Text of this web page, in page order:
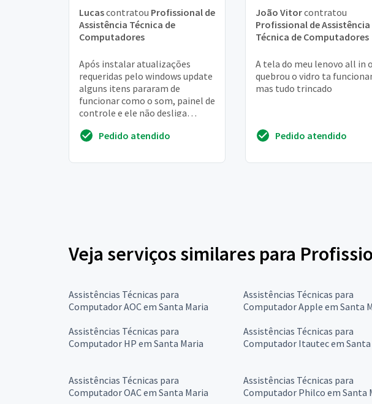
Lucascontratou Profissional de
Assistência Técnica de
Computadores
Após instalar atualizações
requeridas pelo windows update
alguns itens pararam de
funcionar como o som, painel de
controle e ele não desliga
desligar, ele apena...
Pedido atendido
João Vitorcontratou
Profissional de Assistência
Técnica de Computadores
A tela do meu lenovo all in
quebrou o vidro ta
mas tudo trincado
Pedido atendido
Veja serviços similares para
Assistências Técnicas para
Computador AOC em Santa Maria
Assistências Técnicas para
Computador Apple em Santa
Assistências Técnicas para
Computador HP em Santa Maria
Assistências Técnicas para
Computador Itautec em Santa
Assistências Técnicas para
Computador OAC em Santa Maria
Assistências Técnicas para
Computador Philco em Santa